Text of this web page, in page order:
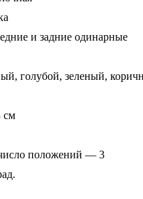
и задние одинарные
голубой, зеленый,
см
положений — 3